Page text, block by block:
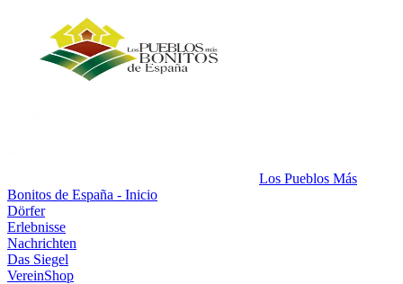
Los Pueblos Más
Bonitos de España - Inicio
Dörfer
Erlebnisse
Nachrichten
Das Siegel
VereinShop